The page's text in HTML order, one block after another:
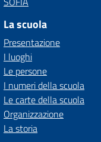
La scuola
Presentazione
I luoghi
Le persone
I numeri della scuola
Le carte della scuola
Organizzazione
La storia